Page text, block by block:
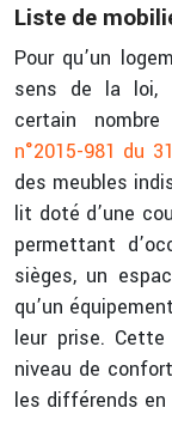
Liste de
Pour qu’un
sens de la loi,
certain
n°2015-981 du
des meubles
lit doté d’une
permettant
sièges, un
qu’un
leur prise.
niveau de
les différends